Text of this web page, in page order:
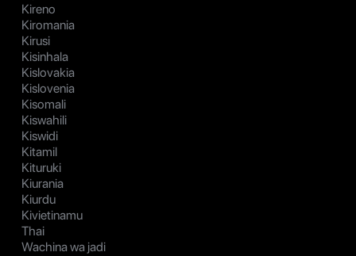
Kireno
Kiromania
Kirusi
Kisinhala
Kislovakia
Kislovenia
Kisomali
Kiswahili
Kiswidi
Kitamil
Kituruki
Kiurania
Kiurdu
Kivietinamu
Thai
Wachina wa jadi